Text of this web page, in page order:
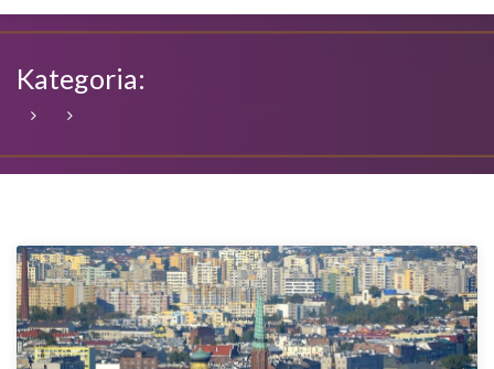
Kategoria: